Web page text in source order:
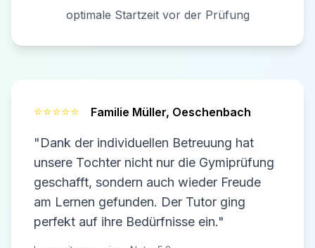
optimale Startzeit vor der Prüfung
⭐⭐⭐⭐⭐ Familie Müller, Oeschenbach
"Dank der individuellen Betreuung hat
unsere Tochter nicht nur die Gymiprüfung
geschafft, sondern auch wieder Freude
am Lernen gefunden. Der Tutor ging
perfekt auf ihre Bedürfnisse ein."